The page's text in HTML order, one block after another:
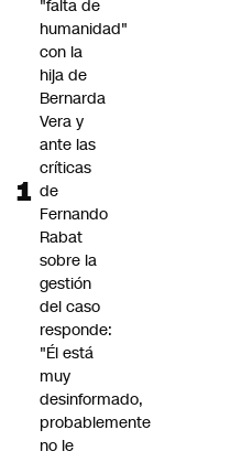
"falta de
humanidad"
con la
hija de
Bernarda
Vera y
ante las
críticas
de
Fernando
Rabat
sobre la
gestión
del caso
responde:
"Él está
muy
desinformado,
probablemente
no le